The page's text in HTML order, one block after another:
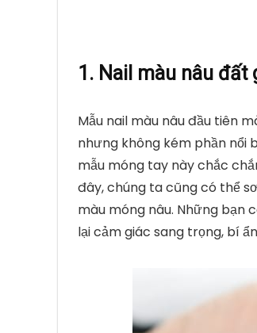
1. Nail màu nâu đất
Mẫu nail màu nâu đầu tiên
nhưng không kém phần nổi
mẫu móng tay này chắc
đây, chúng ta cũng có thể
màu móng nâu. Những bạn
lại cảm giác sang trọng, bí